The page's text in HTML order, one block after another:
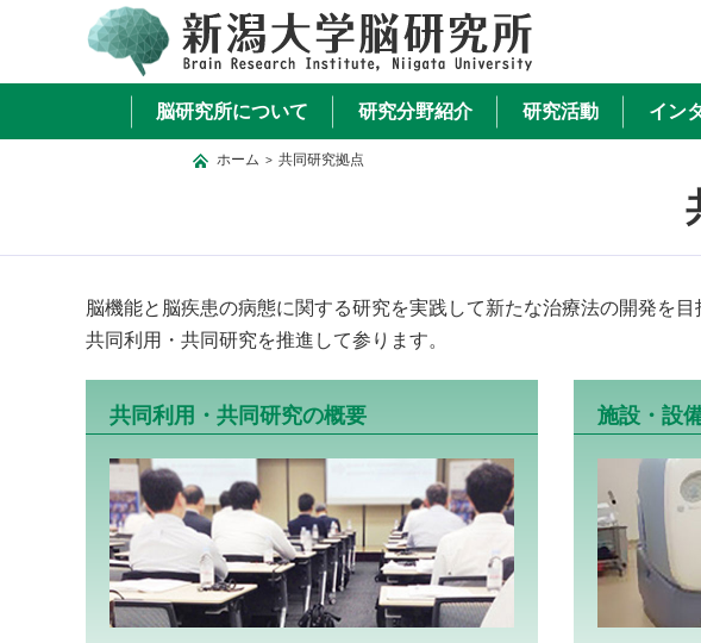
脳研究所について 研究分野紹介 研究活動 イン
ホーム > 共同研究拠点
脳機能と脳疾患の病態に関する研究を実践して新たな治療法の開発を
共同利用・共同研究を推進して参ります。
共同利用・共同研究の概要 施設・設